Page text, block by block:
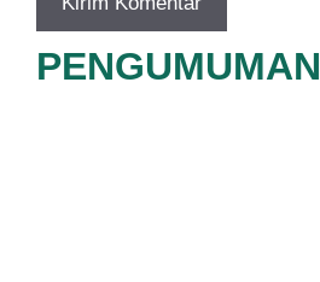
PENGUMUMAN